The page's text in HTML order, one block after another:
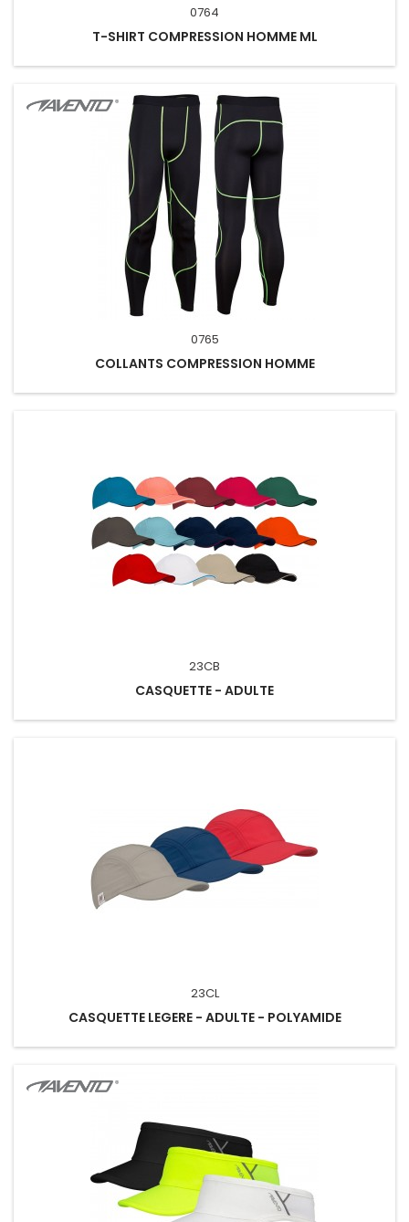
0764
T-SHIRT COMPRESSION HOMME ML
0765
COLLANTS COMPRESSION HOMME
23CB
CASQUETTE - ADULTE
23CL
CASQUETTE LEGERE - ADULTE - POLYAMIDE